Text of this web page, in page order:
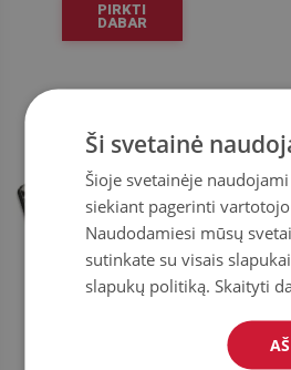
PIRKTI
DABAR
Ši svetainė
Šioje svetainėje
siekiant pagerinti
Naudodamiesi mūsų
sutinkate su visais
slapukų politiką.Skaityti